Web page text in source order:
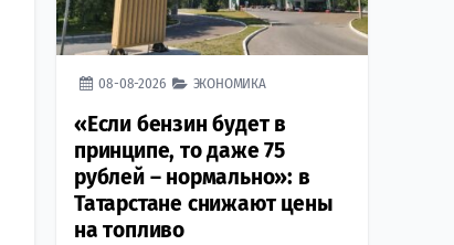
08-08-2026 ЭКОНОМИКА
«Если бензин будет в
принципе, то даже 75
рублей – нормально»: в
Татарстане снижают цены
на топливо